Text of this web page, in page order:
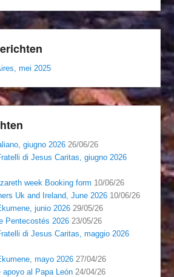
mei 2025
giugno 2026 26/06/26
di Jesus Caritas, giugno 2026
week Booking form 10/06/26
Uk and Ireland, June 2026 10/06/26
junio 2026 29/05/26
Pentecostés 2026 23/05/26
di Jesus Caritas, maggio 2026
mayo 2026 27/04/26
apoyo al Papa León 24/04/26